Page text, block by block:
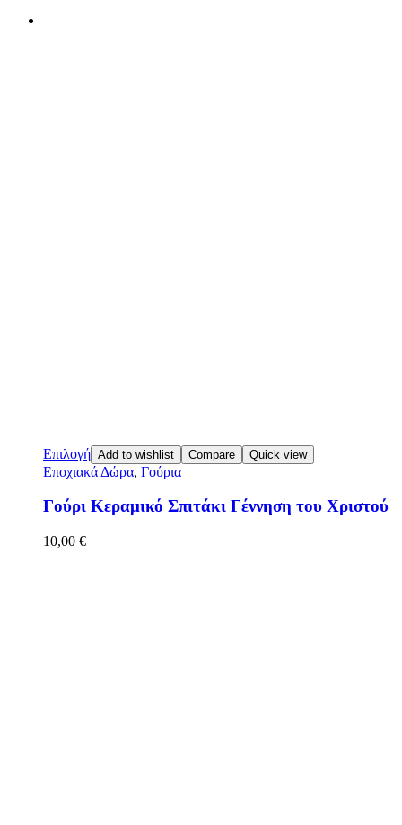
Επιλογή Add to wishlist Compare Quick view
Εποχιακά Δώρα, Γούρια
Γούρι Κεραμικό Σπιτάκι Γέννηση του Χριστού
10,00 €